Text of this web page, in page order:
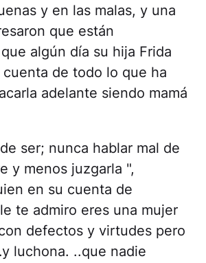
y en las malas, y una
que están
algún día su hija Frida
cuenta de todo lo que ha
adelante siendo mamá
ser; nunca hablar mal de
y menos juzgarla ",
en su cuenta de
te admiro eres una mujer
defectos y virtudes pero
luchona. ..que nadie